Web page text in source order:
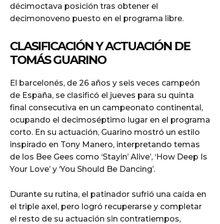
décimoctava posición tras obtener el
decimonoveno puesto en el programa libre.
CLASIFICACIÓN Y ACTUACIÓN DE
TOMÁS GUARINO
El barcelonés, de 26 años y seis veces campeón
de España, se clasificó el jueves para su quinta
final consecutiva en un campeonato continental,
ocupando el decimoséptimo lugar en el programa
corto. En su actuación, Guarino mostró un estilo
inspirado en Tony Manero, interpretando temas
de los Bee Gees como ‘Stayin’ Alive’, ‘How Deep Is
Your Love’ y ‘You Should Be Dancing’.
Durante su rutina, el patinador sufrió una caída en
el triple axel, pero logró recuperarse y completar
el resto de su actuación sin contratiempos,